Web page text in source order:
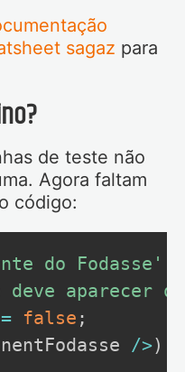
sagaz para
de teste não
Agora faltam
código:
do Fodasse'
deve aparecer
= false ;
/>)